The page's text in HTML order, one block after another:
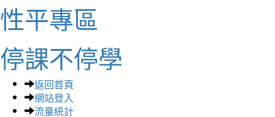
性平專區
停課不停學
返回首頁
網站登入
流量統計